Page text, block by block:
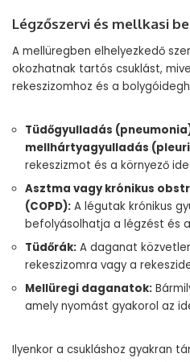
Légzőszervi és mellkasi
A mellüregben elhelyezkedő
okozhatnak tartós csuklást,
rekeszizomhoz és a
Tüdőgyulladás
mellhártyagyulladás
rekeszizmot és a környező
Asztma vagy krónikus
(COPD): A légutak krónikus
befolyásolhatja a légzést és
Tüdőrák: A daganat
rekeszizomra vagy a
Mellüregi daganatok:
amely nyomást gyakorol az
Ilyenkor a csukláshoz gyakran